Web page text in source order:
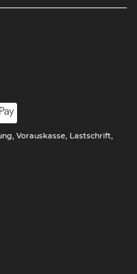
Vorauskasse, Lastschrift,